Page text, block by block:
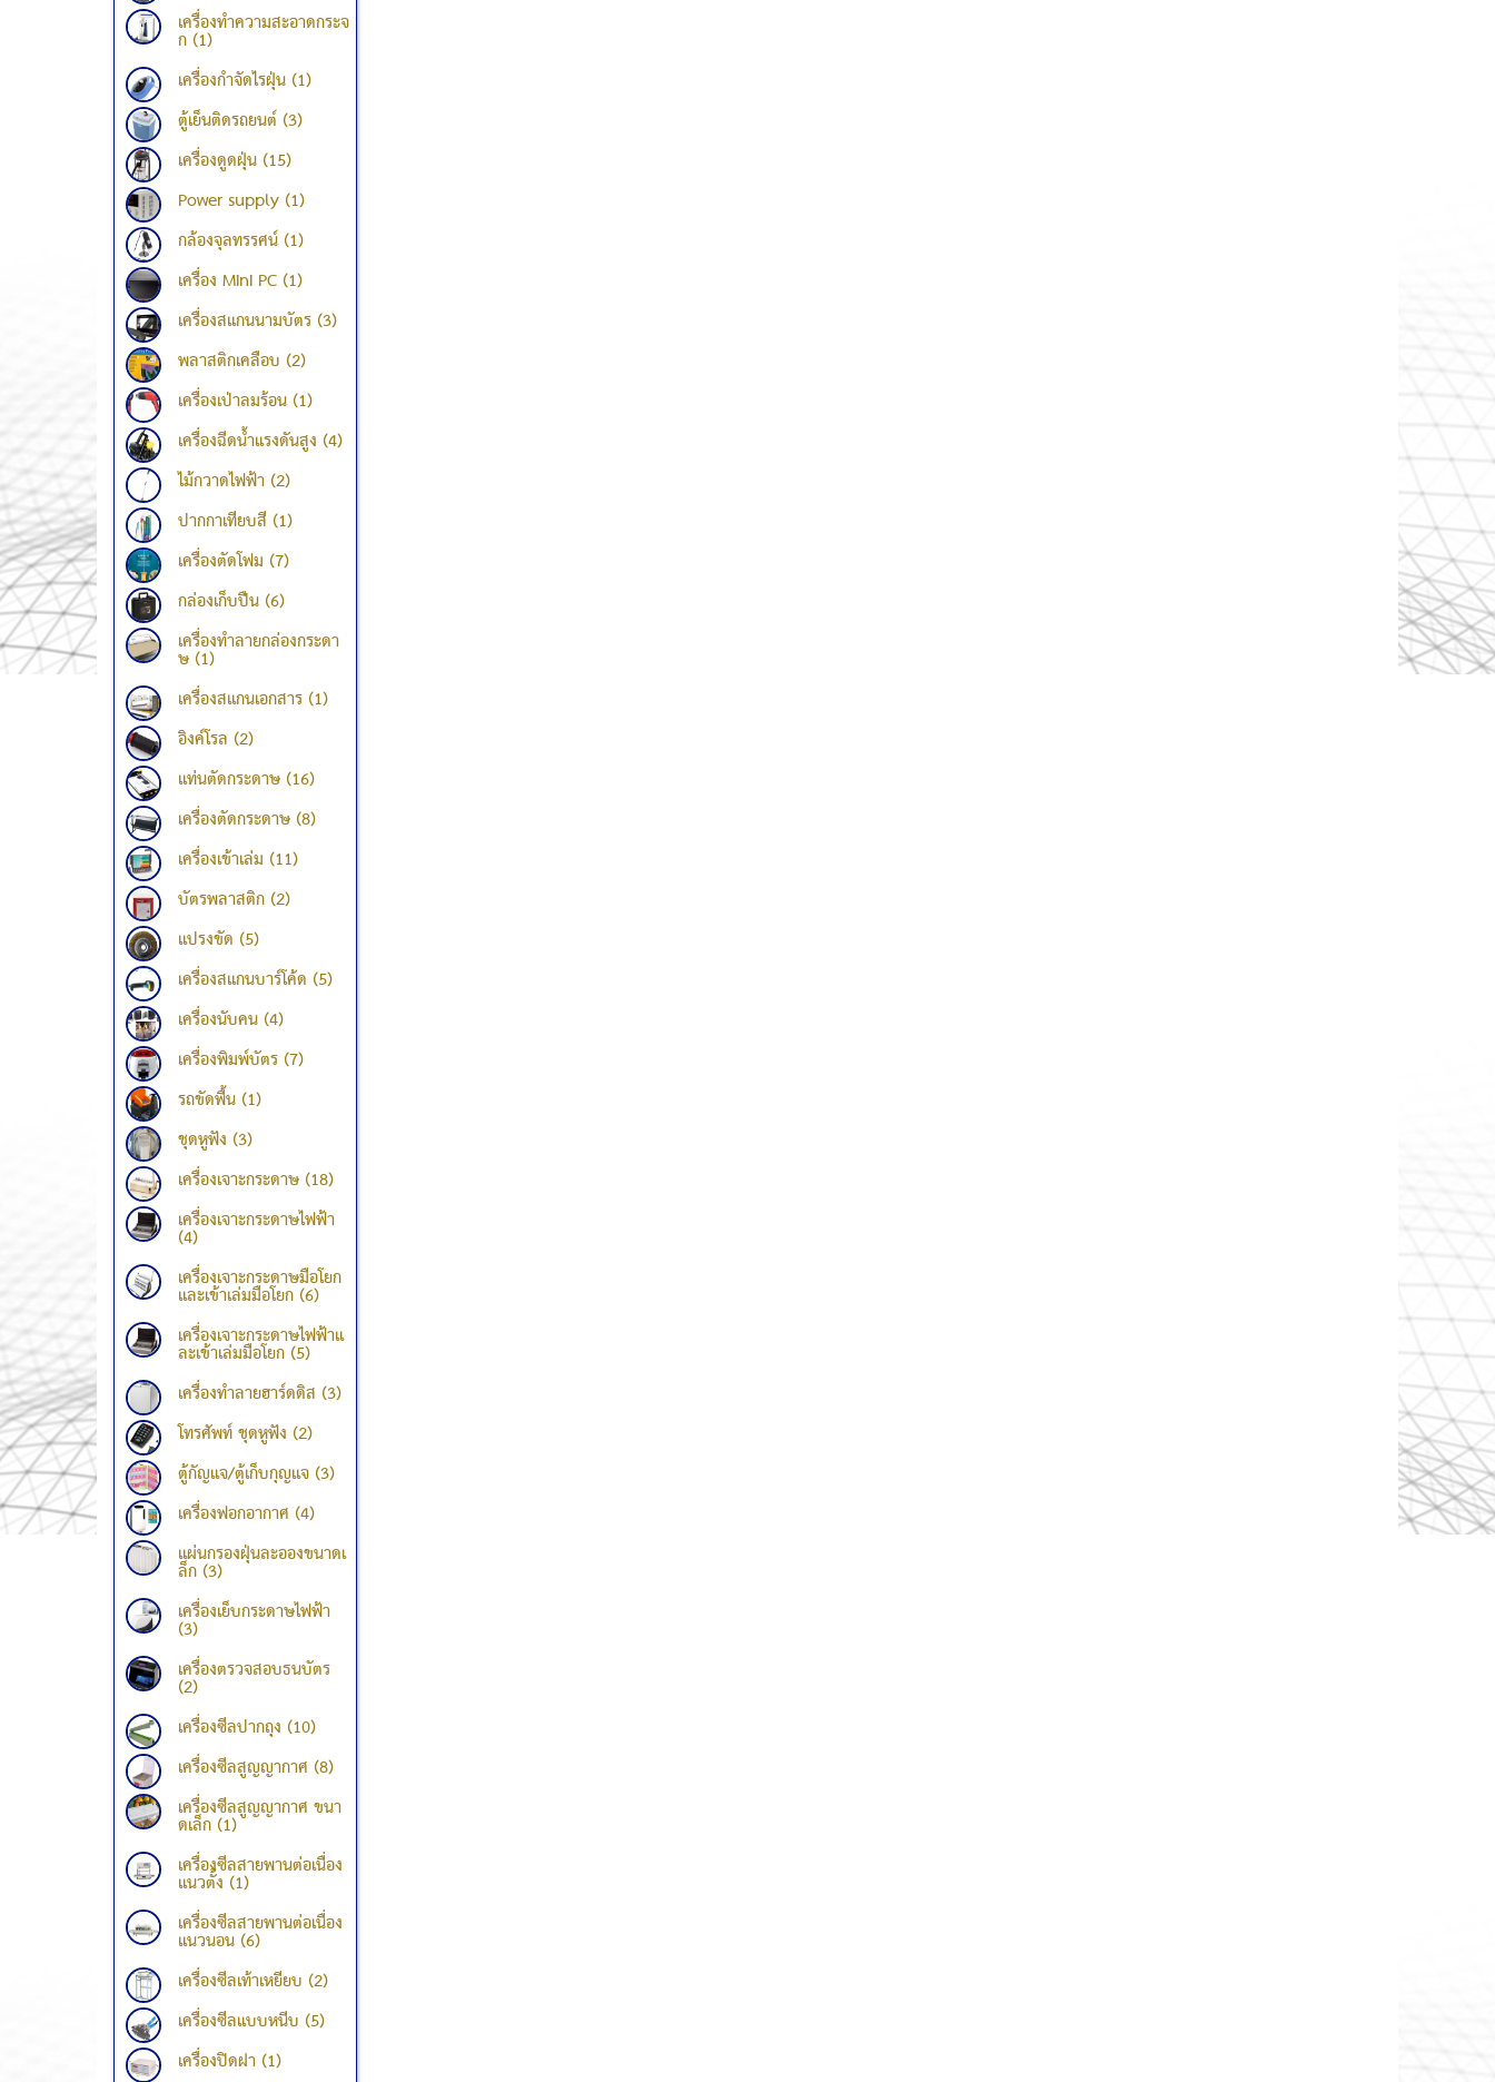
เครื่องทำความสะอาดกระจ
ก (1)
เครื่องกำจัดไรฝุ่น (1)
ตู้เย็นติดรถยนต์ (3)
เครื่องดูดฝุ่น (15)
Power supply (1)
กล้องจุลทรรศน์ (1)
เครื่อง Mini PC (1)
เครื่องสแกนนามบัตร (3)
พลาสติกเคลือบ (2)
เครื่องเป่าลมร้อน (1)
เครื่องฉีดน้ำแรงดันสูง (4)
ไม้กวาดไฟฟ้า (2)
ปากกาเทียบสี (1)
เครื่องตัดโฟม (7)
กล่องเก็บปืน (6)
เครื่องทำลายกล่องกระดา
ษ (1)
เครื่องสแกนเอกสาร (1)
อิงค์โรล (2)
แท่นตัดกระดาษ (16)
เครื่องตัดกระดาษ (8)
เครื่องเข้าเล่ม (11)
บัตรพลาสติก (2)
แปรงขัด (5)
เครื่องสแกนบาร์โค้ด (5)
เครื่องนับคน (4)
เครื่องพิมพ์บัตร (7)
รถขัดพื้น (1)
ชุดหูฟัง (3)
เครื่องเจาะกระดาษ (18)
เครื่องเจาะกระดาษไฟฟ้า
(4)
เครื่องเจาะกระดาษมือโยก
และเข้าเล่มมือโยก (6)
เครื่องเจาะกระดาษไฟฟ้าแ
ละเข้าเล่มมือโยก (5)
เครื่องทำลายฮาร์ดดิส (3)
โทรศัพท์ ชุดหูฟัง (2)
ตู้กัญแจ/ตู้เก็บกุญแจ (3)
เครื่องฟอกอากาศ (4)
แผ่นกรองฝุ่นละอองขนาดเ
ล็ก (3)
เครื่องเย็บกระดาษไฟฟ้า
(3)
เครื่องตรวจสอบธนบัตร
(2)
เครื่องซีลปากถุง (10)
เครื่องซีลสูญญากาศ (8)
เครื่องซีลสูญญากาศ ขนา
ดเล็ก (1)
เครื่องซีลสายพานต่อเนื่อง
แนวตั้ง (1)
เครื่องซีลสายพานต่อเนื่อง
แนวนอน (6)
เครื่องซีลเท้าเหยียบ (2)
เครื่องซีลแบบหนีบ (5)
เครื่องปิดฝา (1)